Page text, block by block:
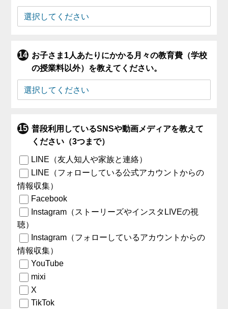
お子さま1人あたりにかかる月々の教育費（学校
の授業料以外）を教えてください。
普段利用しているSNSや動画メディアを教えて
ください（3つまで）
LINE（友人知人や家族と連絡）
LINE（フォローしている公式アカウントからの
情報収集）
Facebook
Instagram（ストーリーズやインスタLIVEの視
聴）
Instagram（フォローしているアカウントからの
情報収集）
YouTube
mixi
X
TikTok